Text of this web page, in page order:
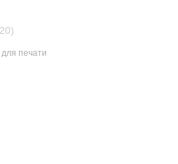
печати